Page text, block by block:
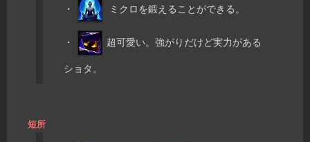
・
ミクロを鍛えることができる。
・
超可愛い。強がりだけど実力がある
ショタ。
短所